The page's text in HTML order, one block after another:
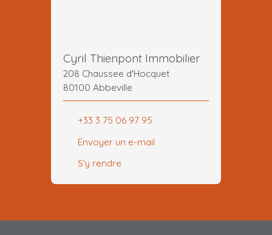
Cyril Thienpont Immobilier
208 Chaussee d'Hocquet
80100 Abbeville
+33 3 75 06 97 95
Envoyer un e-mail
S'y rendre